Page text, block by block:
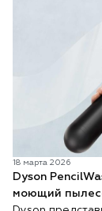
18 марта 2026
Dyson
моющий